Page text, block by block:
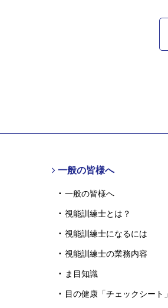
一般の皆様へ
一般の皆様へ
視能訓練士とは？
視能訓練士になるには
視能訓練士の業務内容
ま目知識
目の健康「チェックシート」